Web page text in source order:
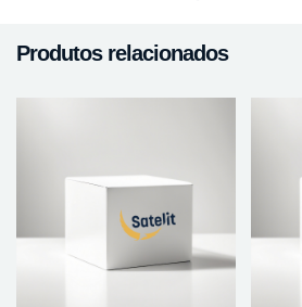
Produtos relacionados